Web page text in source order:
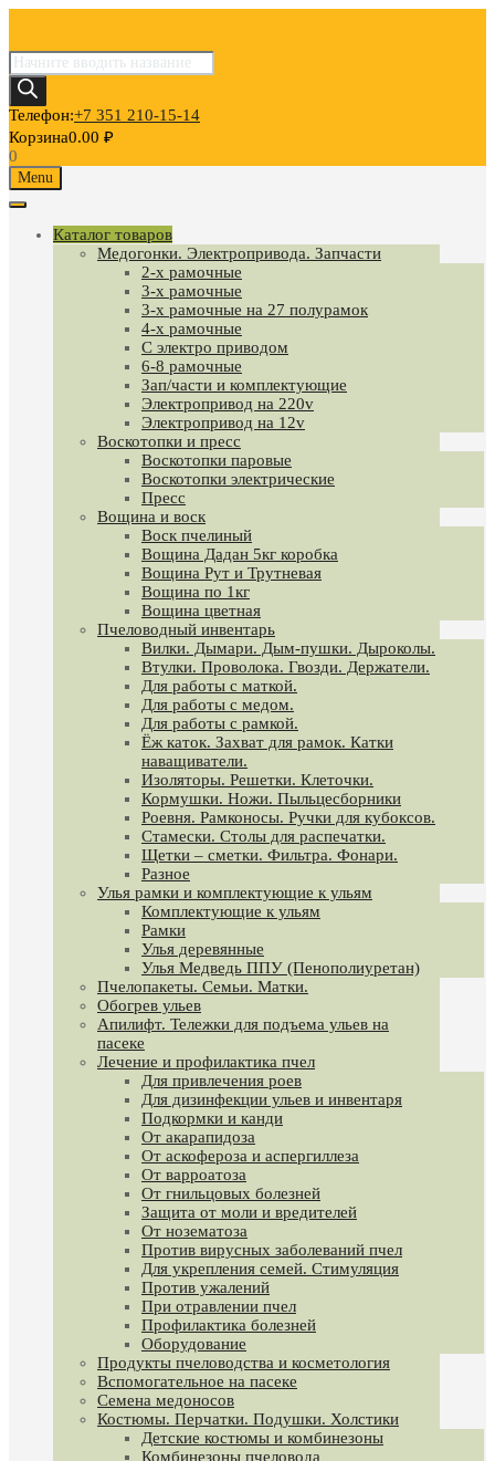
Поиск
товаров
Телефон:+7 351 210-15-14
Корзина0.00 ₽
0
Skip
to
content
Menu
Каталог товаров
Медогонки. Электропривода. Запчасти
2-х рамочные
3-х рамочные
3-х рамочные на 27 полурамок
4-х рамочные
С электро приводом
6-8 рамочные
Зап/части и комплектующие
Электропривод на 220v
Электропривод на 12v
Воскотопки и пресс
Воскотопки паровые
Воскотопки электрические
Пресс
Вощина и воск
Воск пчелиный
Вощина Дадан 5кг коробка
Вощина Рут и Трутневая
Вощина по 1кг
Вощина цветная
Пчеловодный инвентарь
Вилки. Дымари. Дым-пушки. Дыроколы.
Втулки. Проволока. Гвозди. Держатели.
Для работы с маткой.
Для работы с медом.
Для работы с рамкой.
Ёж каток. Захват для рамок. Катки
наващиватели.
Изоляторы. Решетки. Клеточки.
Кормушки. Ножи. Пыльцесборники
Роевня. Рамконосы. Ручки для кубоксов.
Стамески. Столы для распечатки.
Щетки – сметки. Фильтра. Фонари.
Разное
Улья рамки и комплектующие к ульям
Комплектующие к ульям
Рамки
Улья деревянные
Улья Медведь ППУ (Пенополиуретан)
Пчелопакеты. Семьи. Матки.
Обогрев ульев
Апилифт. Тележки для подъема ульев на
пасеке
Лечение и профилактика пчел
Для привлечения роев
Для дизинфекции ульев и инвентаря
Подкормки и канди
От акарапидоза
От аскофероза и аспергиллеза
От варроатоза
От гнильцовых болезней
Защита от моли и вредителей
От нозематоза
Против вирусных заболеваний пчел
Для укрепления семей. Стимуляция
Против ужалений
При отравлении пчел
Профилактика болезней
Оборудование
Продукты пчеловодства и косметология
Вспомогательное на пасеке
Семена медоносов
Костюмы. Перчатки. Подушки. Холстики
Детские костюмы и комбинезоны
Комбинезоны пчеловода